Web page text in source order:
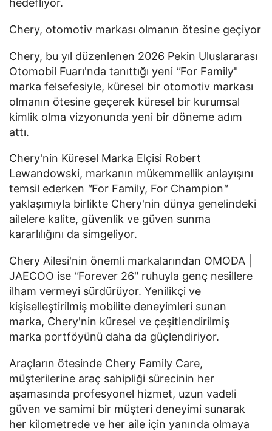
hedefliyor.
Chery, otomotiv markası olmanın ötesine geçiyor
Chery, bu yıl düzenlenen 2026 Pekin Uluslararası
Otomobil Fuarı'nda tanıttığı yeni "For Family"
marka felsefesiyle, küresel bir otomotiv markası
olmanın ötesine geçerek küresel bir kurumsal
kimlik olma vizyonunda yeni bir döneme adım
attı.
Chery'nin Küresel Marka Elçisi Robert
Lewandowski, markanın mükemmellik anlayışını
temsil ederken "For Family, For Champion"
yaklaşımıyla birlikte Chery'nin dünya genelindeki
ailelere kalite, güvenlik ve güven sunma
kararlılığını da simgeliyor.
Chery Ailesi'nin önemli markalarından OMODA |
JAECOO ise "Forever 26" ruhuyla genç nesillere
ilham vermeyi sürdürüyor. Yenilikçi ve
kişiselleştirilmiş mobilite deneyimleri sunan
marka, Chery'nin küresel ve çeşitlendirilmiş
marka portföyünü daha da güçlendiriyor.
Araçların ötesinde Chery Family Care,
müşterilerine araç sahipliği sürecinin her
aşamasında profesyonel hizmet, uzun vadeli
güven ve samimi bir müşteri deneyimi sunarak
her kilometrede ve her aile için yanında olmaya